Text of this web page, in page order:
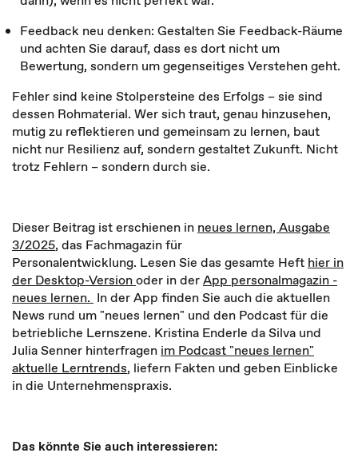
Feedback neu denken: Gestalten Sie Feed­back-­Räume
und achten Sie darauf, dass es dort nicht um
Bewertung, sondern um gegen­seitiges Verstehen geht.
Fehler sind keine Stolpersteine des Erfolgs – sie sind
dessen Rohmaterial. Wer sich traut, genau hinzusehen,
mutig zu reflektieren und gemeinsam zu lernen, baut
nicht nur Resilienz auf, sondern gestaltet Zukunft. Nicht
trotz Fehlern – sondern durch sie.
Dieser Beitrag ist erschienen in neues lernen, Ausgabe
3/2025, das Fachmagazin für
Personalentwicklung. Lesen Sie das gesamte Heft hier in
der Desktop-Versionoder in derApp personalmagazin -
neues lernen. In der App finden Sie auch die aktuellen
News rund um "neues lernen" und den Podcast für die
betriebliche Lernszene. Kristina Enderle da Silva und
Julia Senner hinterfragen im Podcast "neues lernen"
aktuelle Lerntrends, liefern Fakten und geben Einblicke
in die Unternehmenspraxis.
Das könnte Sie auch interessieren: